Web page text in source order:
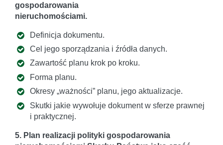
gospodarowania
nieruchomościami.
Definicja dokumentu.
Cel jego sporządzania i źródła danych.
Zawartość planu krok po kroku.
Forma planu.
Okresy „ważności” planu, jego aktualizacje.
Skutki jakie wywołuje dokument w sferze prawnej
i praktycznej.
5. Plan realizacji polityki gospodarowania